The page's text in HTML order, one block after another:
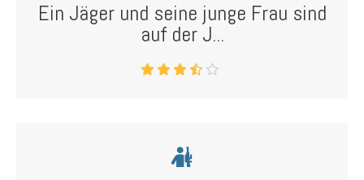
Ein Jäger und seine junge Frau sind
auf der J...